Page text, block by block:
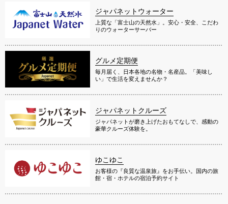
ジャパネットウォーター
上質な「富士山の天然水」。安心・安全、こだわ
りのウォーターサーバー
グルメ定期便
毎月届く、日本各地の名物・名産品。「美味し
い」で生活を変えませんか？
ジャパネットクルーズ
ジャパネットが磨き上げたおもてなしで、感動の
豪華クルーズ体験を。
ゆこゆこ
お客様の『良質な温泉旅』をお手伝い。国内の旅
館・宿・ホテルの宿泊予約サイト